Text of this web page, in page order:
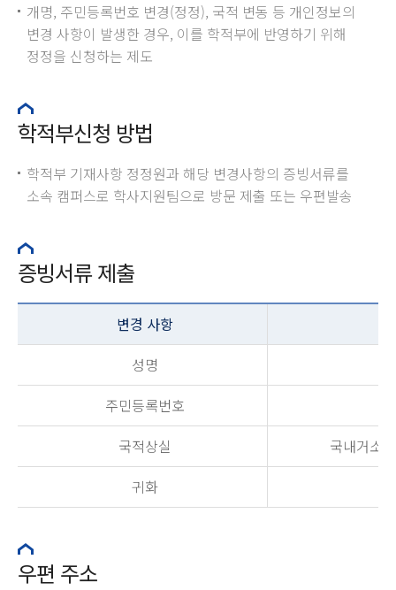
개명, 주민등록번호 변경(정정), 국적 변동 등 개인정보의
변경 사항이 발생한 경우, 이를 학적부에 반영하기 위해
정정을 신청하는 제도
학적부신청 방법
학적부 기재사항 정정원과 해당 변경사항의 증빙서류를
소속 캠퍼스로 학사지원팀으로 방문 제출 또는 우편발송
증빙서류 제출
변경 사항
성명
주민등록번호
국적상실
국내거소
귀화
우편 주소